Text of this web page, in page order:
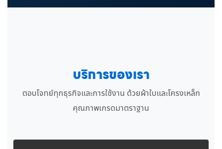
บริการของเรา
ตอบโจทย์ทุกธุรกิจและการใช้งาน ด้วยผ้าใบและโครงเหล็ก
คุณภาพเกรดมาตราฐาน